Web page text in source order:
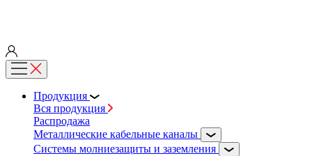
Продукция
Вся продукция
Распродажа
Металлические кабельные каналы
Системы молниезащиты и заземления